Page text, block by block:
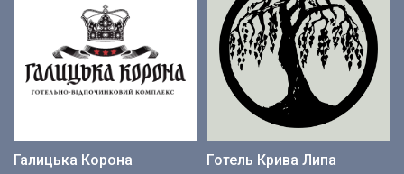
Галицька Корона Готель Крива Липа